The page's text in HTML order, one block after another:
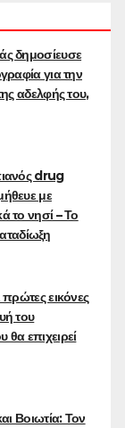
δημοσίευσε
για την
αδελφής του,
drug
με
το νησί – Το
εικόνες
του
επιχειρεί
Βοιωτία: Τον